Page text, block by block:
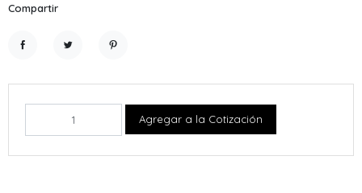
Compartir
Agregar a la Cotización